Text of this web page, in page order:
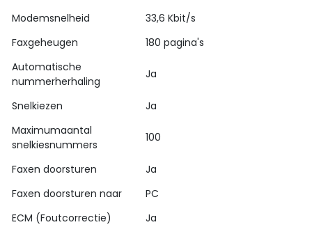
Modemsnelheid
33,6 Kbit/s
Faxgeheugen
180 pagina's
Automatische
nummerherhaling
Ja
Snelkiezen
Ja
Maximumaantal
snelkiesnummers
100
Faxen doorsturen
Ja
Faxen doorsturen naar
PC
ECM (Foutcorrectie)
Ja